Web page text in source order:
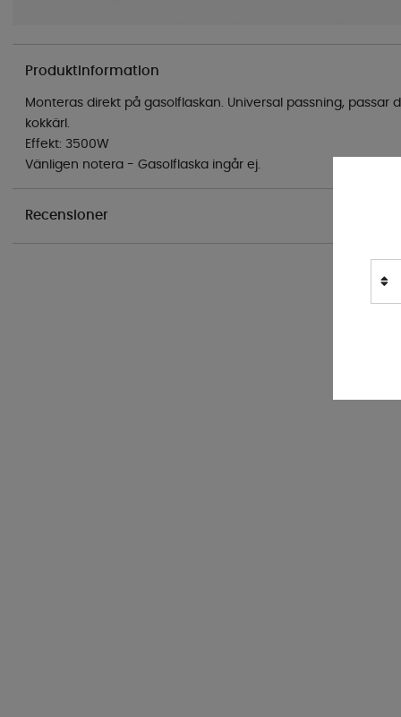
Produktinformation
Monteras direkt på gasolflaskan. Universal passning, passar
kokkärl.
Effekt: 3500W
Vänligen notera - Gasolflaska ingår ej.
Recensioner